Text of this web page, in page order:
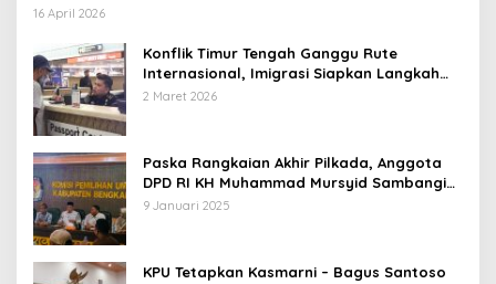
16 April 2026
Konflik Timur Tengah Ganggu Rute
Internasional, Imigrasi Siapkan Langkah
Antisipatif
2 Maret 2026
Paska Rangkaian Akhir Pilkada, Anggota
DPD RI KH Muhammad Mursyid Sambangi
KPU Bengkalis
9 Januari 2025
KPU Tetapkan Kasmarni – Bagus Santoso